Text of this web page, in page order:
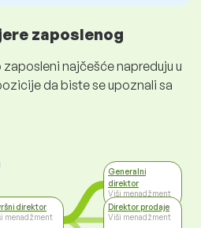
zaposlenog
najčešće napreduju u
da biste se upoznali sa
direktor
menadžment
Generalni
direktor
Viši menadžment
Direktor prodaje
Viši menadžment